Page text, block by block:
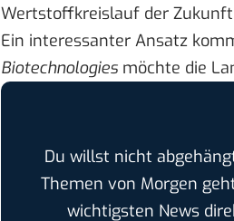
Wertstoffkreislauf der
Ein interessanter Ansatz
Biotechnologies möchte die
Du willst nicht
Themen von Morgen
wichtigsten News